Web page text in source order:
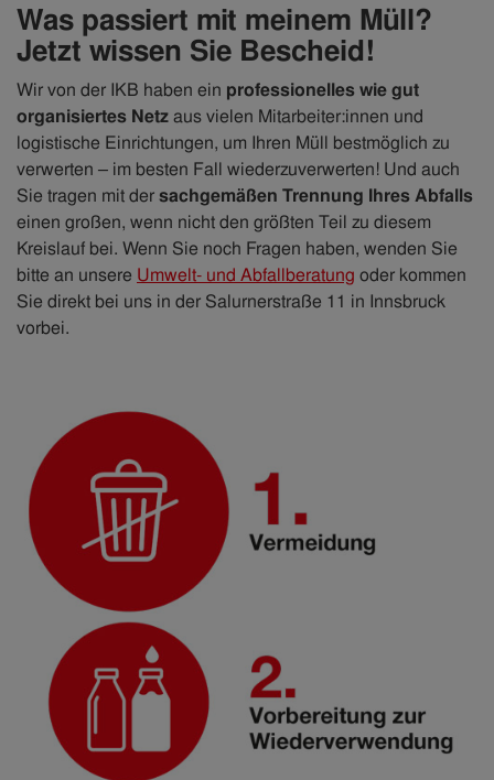
Was passiert mit meinem Müll?
Jetzt wissen Sie Bescheid!
Wir von der IKB haben ein professionelles wie gut
organisiertes Netzaus vielen Mitarbeiter:innen und
logistische Einrichtungen, um Ihren Müll bestmöglich zu
verwerten – im besten Fall wiederzuverwerten! Und auch
Sie tragen mit dersachgemäßen Trennung Ihres Abfalls
einen großen, wenn nicht den größten Teil zu diesem
Kreislauf bei. Wenn Sie noch Fragen haben, wenden Sie
bitte an unsere Umwelt- und Abfallberatung oder kommen
Sie direkt bei uns in der Salurnerstraße 11 in Innsbruck
vorbei.